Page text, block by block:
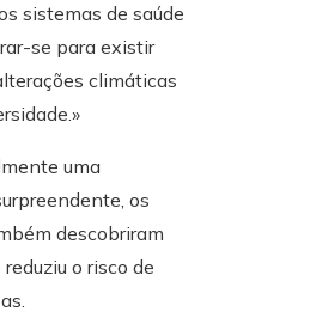
sistemas de saúde
se para existir
climáticas
uma
os
descobriram
o risco de